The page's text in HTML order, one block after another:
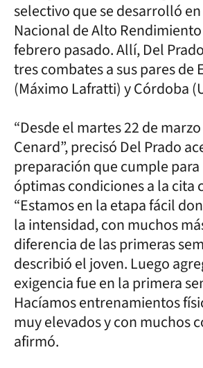
selectivo que se desarrolló
Nacional de Alto
febrero pasado. Allí, Del
tres combates a sus pares de
(Máximo Lafratti) y Córdoba
“Desde el martes 22 de
Cenard”, precisó Del Prado
preparación que cumple
óptimas condiciones a la cita
“Estamos en la etapa fácil
la intensidad, con muchos
diferencia de las primeras
describió el joven. Luego
exigencia fue en la primera
Hacíamos entrenamientos
muy elevados y con muchos
afirmó.